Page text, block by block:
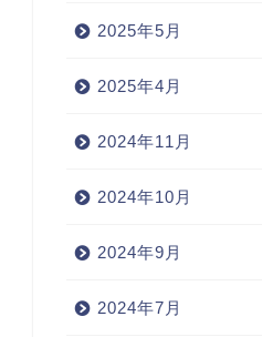
2025年5月
2025年4月
2024年11月
2024年10月
2024年9月
2024年7月